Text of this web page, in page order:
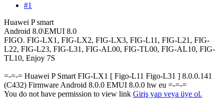
#1
Huawei P smart
Android 8.0\EMUI 8.0
FIGO. FIG-LX1, FIG-LX2, FIG-LX3, FIG-L11, FIG-L21, FIG-
L22, FIG-L23, FIG-L31, FIG-AL00, FIG-TL00, FIG-AL10, FIG-
TL10, Enjoy 7S
=-=-= Huawei P Smart FIG-LX1 [ Figo-L11 Figo-L31 ] 8.0.0.141
(C432) Firmware Android 8.0.0 EMUI 8.0.0 hw eu =-=-=
You do not have permission to view link Giriş yap veya üye ol.